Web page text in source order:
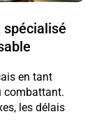
spécialisé
en tant
combattant.
les délais